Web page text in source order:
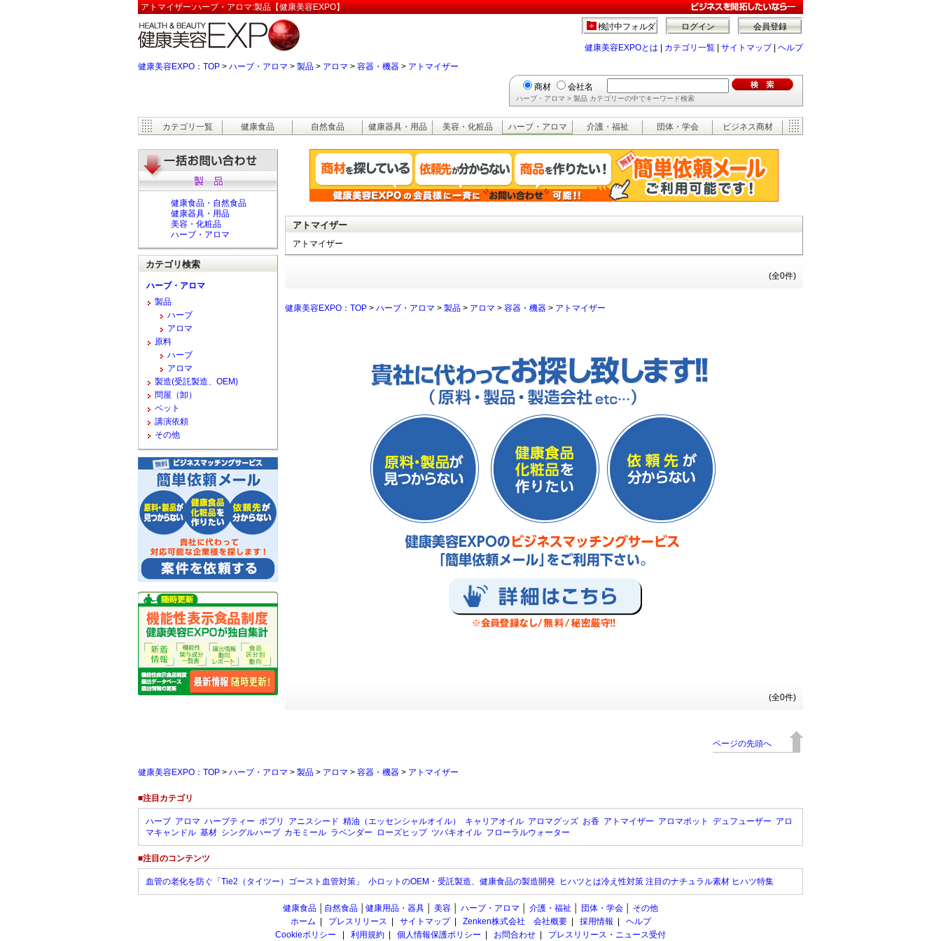
アトマイザー:ハーブ・アロマ:製品【健康美容EXPO】
会員登録
ログイン
検討中フォルダ
健康美容EXPOとは カテゴリ一覧 サイトマップ| ヘルプ
健康美容EXPO：TOP > ハーブ・アロマ > 製品 > アロマ > 容器・機器 > アトマイザー
商材 会社名
ハーブ・アロマ > 製品 カテゴリーの中でキーワード検索
カテゴリ一覧 健康食品 自然食品 健康器具・用品 美容・化粧品 ハーブ・アロマ 介護・福祉 団体・学会 ビジネス商材
アトマイザー
アトマイザー
(全0件)
健康美容EXPO：TOP > ハーブ・アロマ > 製品 > アロマ > 容器・機器 > アトマイザー
(全0件)
ページの先頭へ
健康食品・自然食品
健康器具・用品
美容・化粧品
ハーブ・アロマ
カテゴリ検索
ハーブ・アロマ
製品
ハーブ
アロマ
原料
ハーブ
アロマ
製造(受託製造、OEM)
問屋（卸）
ペット
講演依頼
その他
健康美容EXPO：TOP > ハーブ・アロマ > 製品 > アロマ > 容器・機器 > アトマイザー
■注目カテゴリ
ハーブ アロマ ハーブティー ポプリ アニスシード 精油（エッセンシャルオイル） キャリアオイル アロマグッズ お香 アトマイザー アロマポット デュフューザー アロ
マキャンドル 基材 シングルハーブ カモミール ラベンダー ローズヒップ ツバキオイル フローラルウォーター
■注目のコンテンツ
血管の老化を防ぐ「Tie2（タイツー）ゴースト血管対策」 小ロットのOEM・受託製造、健康食品の製造開発 ヒハツとは冷え性対策 注目のナチュラル素材 ヒハツ特集
健康食品 自然食品 健康用品・器具 美容 ハーブ・アロマ 介護・福祉 団体・学会
その他
ホーム
プレスリリース サイトマップ| Zenken株式会社 会社概要| 採用情報
ヘルプ
Cookieポリシー
利用規約 個人情報保護ポリシー お問合わせ プレスリリース・ニュース受付